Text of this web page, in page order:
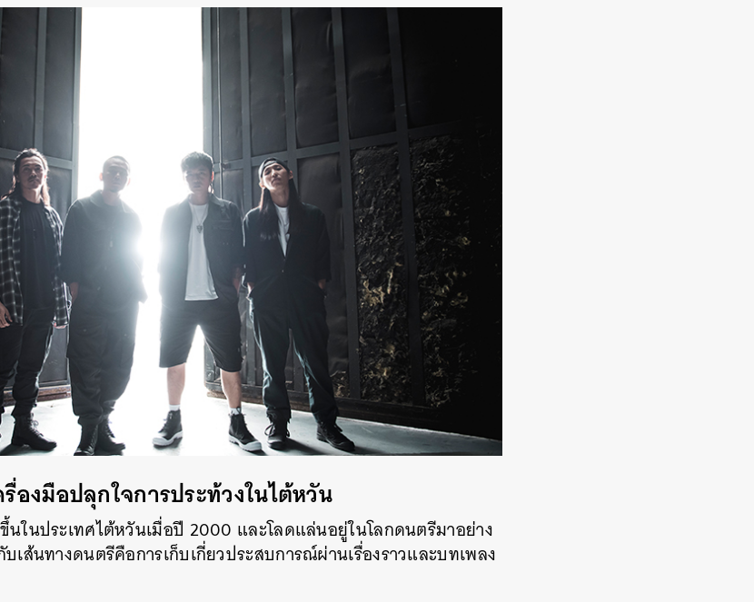
รื่องมือปลุกใจการประท้วงในไต้หวัน
นในประเทศไต้หวันเมื่อปี 2000 และโลดแล่นอยู่ในโลกดนตรีมาอย่าง
เส้นทางดนตรีคือการเก็บเกี่ยวประสบการณ์ผ่านเรื่องราวและบทเพลง
SHARE TWEET LINE EMAIL